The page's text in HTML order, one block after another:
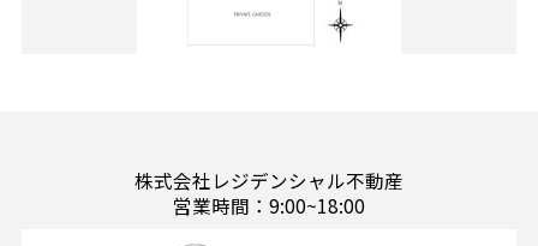
株式会社レジデンシャル不動産
営業時間：9:00~18:00